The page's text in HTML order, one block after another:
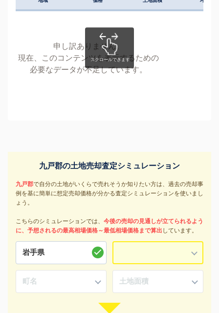
申し訳ありません。
現在、このコンテンツを表示するための
必要なデータが不足しています。
九戸郡の土地売却査定シミュレーション
九戸郡で自分の土地がいくらで売れそうか知りたい方は、過去の売却事
例を基に簡単に想定売却価格が分かる査定シミュレーションを使いまし
ょう。
こちらのシミュレーションでは、 今後の売却の見通しが立てられるよう
に、予想されるの最高相場価格～最低相場価格まで算出 しています。